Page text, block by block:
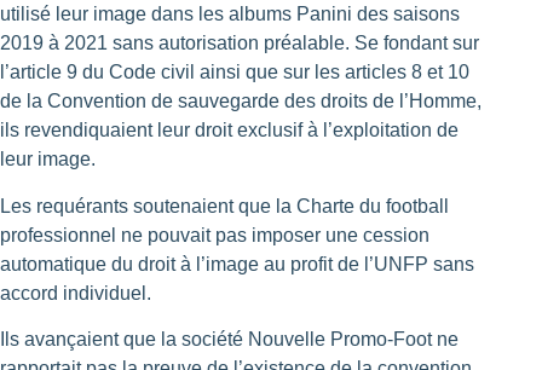
utilisé leur image dans les albums Panini des saisons
2019 à 2021 sans autorisation préalable. Se fondant sur
l’article 9 du Code civil ainsi que sur les articles 8 et 10
de la Convention de sauvegarde des droits de l’Homme,
ils revendiquaient leur droit exclusif à l’exploitation de
leur image.
Les requérants soutenaient que la Charte du football
professionnel ne pouvait pas imposer une cession
automatique du droit à l’image au profit de l’UNFP sans
accord individuel.
Ils avançaient que la société Nouvelle Promo-Foot ne